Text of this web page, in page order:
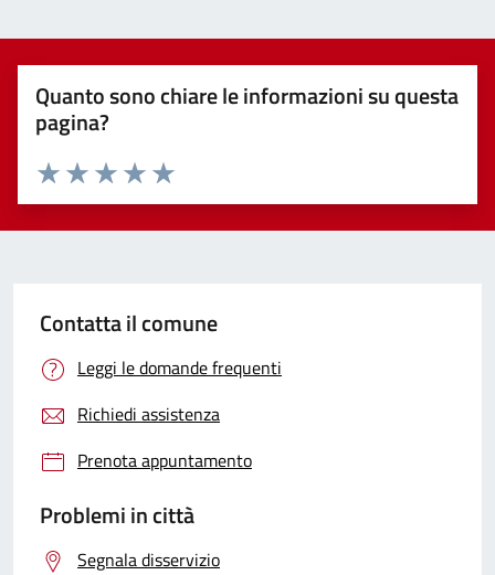
Quanto sono chiare le informazioni su questa
pagina?
Valuta 5 stelle su 5
Valuta 4 stelle su 5
Valuta 3 stelle su 5
Valuta 2 stelle su 5
Valuta 1 stelle su 5
Contatta il comune
Leggi le domande frequenti
Richiedi assistenza
Prenota appuntamento
Problemi in città
Segnala disservizio